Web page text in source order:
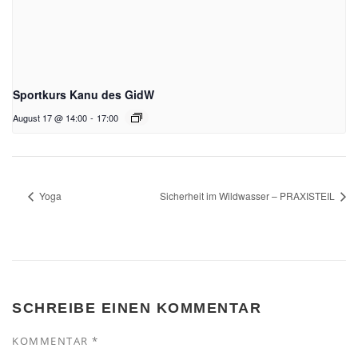
Sportkurs Kanu des GidW
August 17 @ 14:00 - 17:00
Yoga Sicherheit im Wildwasser – PRAXISTEIL
SCHREIBE EINEN KOMMENTAR
KOMMENTAR *